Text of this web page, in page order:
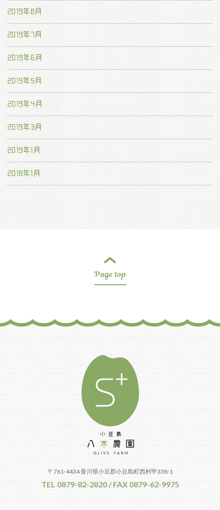
2019年8月
2019年7月
2019年6月
2019年5月
2019年4月
2019年3月
2019年1月
2018年1月
Page top
〒761-4434 香川県小豆郡小豆島町西村甲338-1
TEL 0879-82-2820 / FAX 0879-62-9975